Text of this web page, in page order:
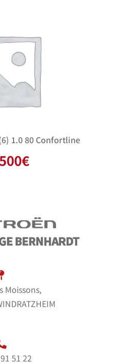
1.0 80 Confortline
€
Moissons,
51 22